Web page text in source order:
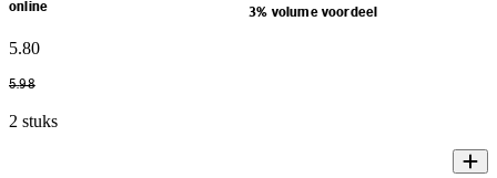
online 3% volume voordeel
5.80
5.98
2 stuks